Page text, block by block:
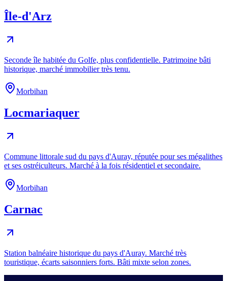
Île-d'Arz
Seconde île habitée du Golfe, plus confidentielle. Patrimoine bâti
historique, marché immobilier très tenu.
Morbihan
Locmariaquer
Commune littorale sud du pays d'Auray, réputée pour ses mégalithes
et ses ostréiculteurs. Marché à la fois résidentiel et secondaire.
Morbihan
Carnac
Station balnéaire historique du pays d'Auray. Marché très
touristique, écarts saisonniers forts. Bâti mixte selon zones.